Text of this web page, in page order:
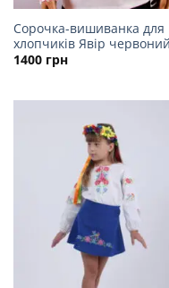
Сорочка-вишиванка для
хлопчиків Явір червоний
1400 грн